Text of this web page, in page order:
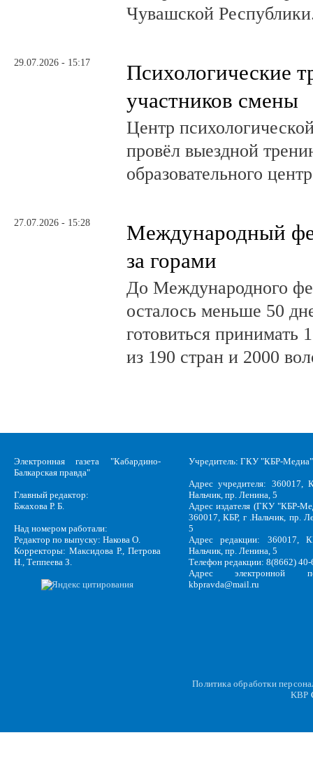
Чувашской
29.07.2026 - 15:17
Психологические
участников смены
Центр
провёл выездной
образовательного
27.07.2026 - 15:28
Международный
за горами
До Международного
осталось меньше 50
готовиться принимать
из 190 стран и 2000
Электронная газета "Кабардино-
Балкарская правда"
Главный редактор:
Бжахова Р. Б.
Над номером работали:
Редактор по выпуску: Накова О.
Корректоры: Максидова Р., Петрова
Н., Теппеева З.
Учредитель: ГКУ "КБР-Медиа"
Адрес учредителя: 360017,
Нальчик, пр. Ленина, 5
Адрес издателя (ГКУ "КБР-
360017, КБР, г .Нальчик, пр.
5
Адрес редакции: 360017,
Нальчик, пр. Ленина, 5
Телефон редакции: 8(8662)
Адрес электронной
kbpravda@mail.ru
Политика обработки
KBP